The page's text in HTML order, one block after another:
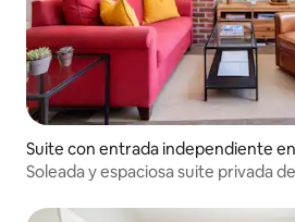
Suite con entrada independiente en
ey
Soleada y espaciosa suite privada